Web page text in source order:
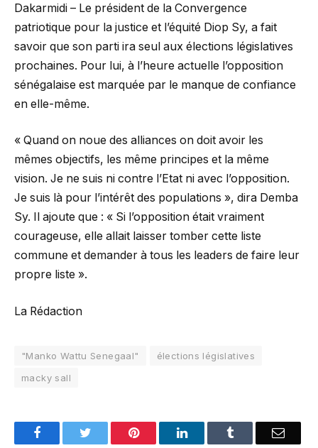
Dakarmidi – Le président de la Convergence
patriotique pour la justice et l’équité Diop Sy, a fait
savoir que son parti ira seul aux élections législatives
prochaines. Pour lui, à l’heure actuelle l’opposition
sénégalaise est marquée par le manque de confiance
en elle-même.
« Quand on noue des alliances on doit avoir les
mêmes objectifs, les même principes et la même
vision. Je ne suis ni contre l’Etat ni avec l’opposition.
Je suis là pour l’intérêt des populations », dira Demba
Sy. Il ajoute que : « Si l’opposition était vraiment
courageuse, elle allait laisser tomber cette liste
commune et demander à tous les leaders de faire leur
propre liste ».
La Rédaction
"Manko Wattu Senegaal"
élections législatives
macky sall
FacebookTwitter Pinterest LinkedInTumblr Email